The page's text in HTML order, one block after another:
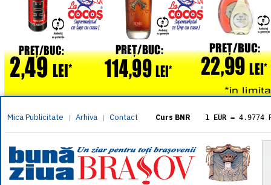
Mica Publicitate | Arhiva | Contact Curs BNR 1 EUR = 4.9774
= 5.8304
1 XAU= 464.4611
1 AED= 1.1933
1 AUD= 2.7957
1 BGN= 2.5449